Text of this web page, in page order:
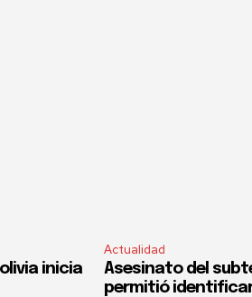
inicia
Actualidad
Asesinato del
permitió